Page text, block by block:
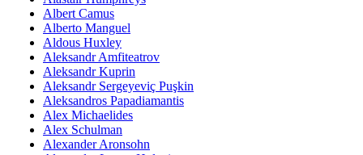
Albert Camus
Alberto Manguel
Aldous Huxley
Aleksandr Amfiteatrov
Aleksandr Kuprin
Aleksandr Sergeyeviç Puşkin
Aleksandros Papadiamantis
Alex Michaelides
Alex Schulman
Alexander Aronsohn